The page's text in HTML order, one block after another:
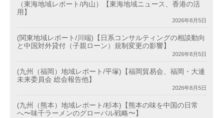
（東海地域レポート/内山）【東海地域ニュース、香港の活
用】
2026年8月5日
(関東地域レポート/川端)【日系コンサルティングの相談動向
と中国対外貸付（子親ローン）規制変更の影響】
2026年8月5日
(九州（福岡）地域レポート/平塚)【福岡貿易会、福岡・大連
未来委員会 総会報告他】
2026年8月5日
(九州（熊本）地域レポート/杉本)【熊本の味を中国の日常
へ〜味千ラーメンのグローバル戦略〜】